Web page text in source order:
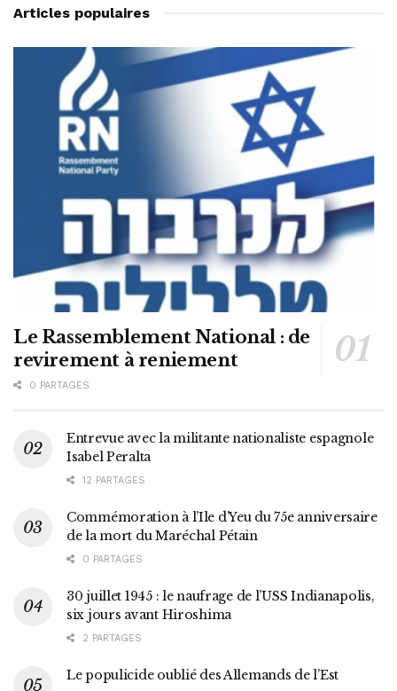
Articles populaires
Le Rassemblement National : de
revirement à reniement
0 PARTAGES
Entrevue avec la militante nationaliste espagnole
Isabel Peralta
12 PARTAGES
Commémoration à l’Ile d’Yeu du 75e anniversaire
de la mort du Maréchal Pétain
0 PARTAGES
30 juillet 1945 : le naufrage de l’USS Indianapolis,
six jours avant Hiroshima
2 PARTAGES
Le populicide oublié des Allemands de l’Est